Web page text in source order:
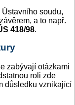
soudu,
a to např.
418/98.
zabývají otázkami
roli zde
důsledku vznikající